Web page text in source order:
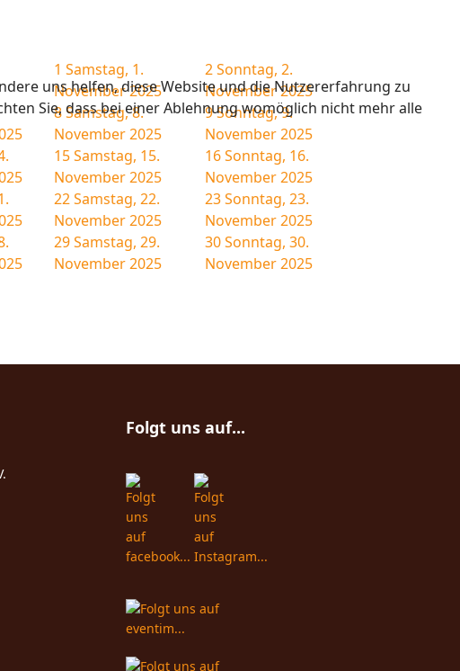
1 Samstag, 1.
November 2025
2Sonntag, 2.
November 2025
8Samstag, 8.
November 2025
9Sonntag, 9.
November 2025
15Samstag, 15.
November 2025
16Sonntag, 16.
November 2025
22Samstag, 22.
November 2025
23Sonntag, 23.
November 2025
29Samstag, 29.
November 2025
30Sonntag, 30.
November 2025
Folgt uns auf...
uns helfen, diese Website und die Nutzererfahrung zu
Sie, dass bei einer Ablehnung womöglich nicht mehr alle